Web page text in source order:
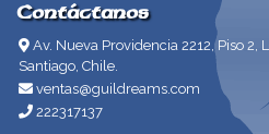
Contáctanos
Av. Nueva Providencia 2212, Piso 2,
Santiago, Chile.
ventas@guildreams.com
222317137